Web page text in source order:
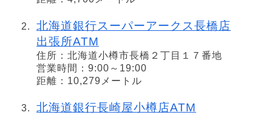
北海道銀行スーパーアークス長橋店
出張所ATM
住所：北海道小樽市長橋２丁目１７番地
営業時間：9:00～19:00
距離：10,279メートル
北海道銀行長崎屋小樽店ATM